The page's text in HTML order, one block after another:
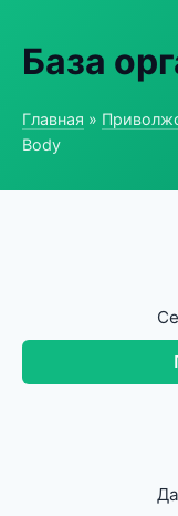
База
Главная »
Body